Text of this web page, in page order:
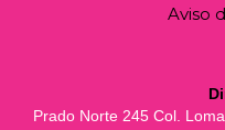
Aviso
Prado Norte 245 Col.